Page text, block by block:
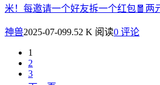
米！每邀请一个好友拆一个红包🧧两
神兽2025-07-099.52 K 阅读0 评论
1
2
3